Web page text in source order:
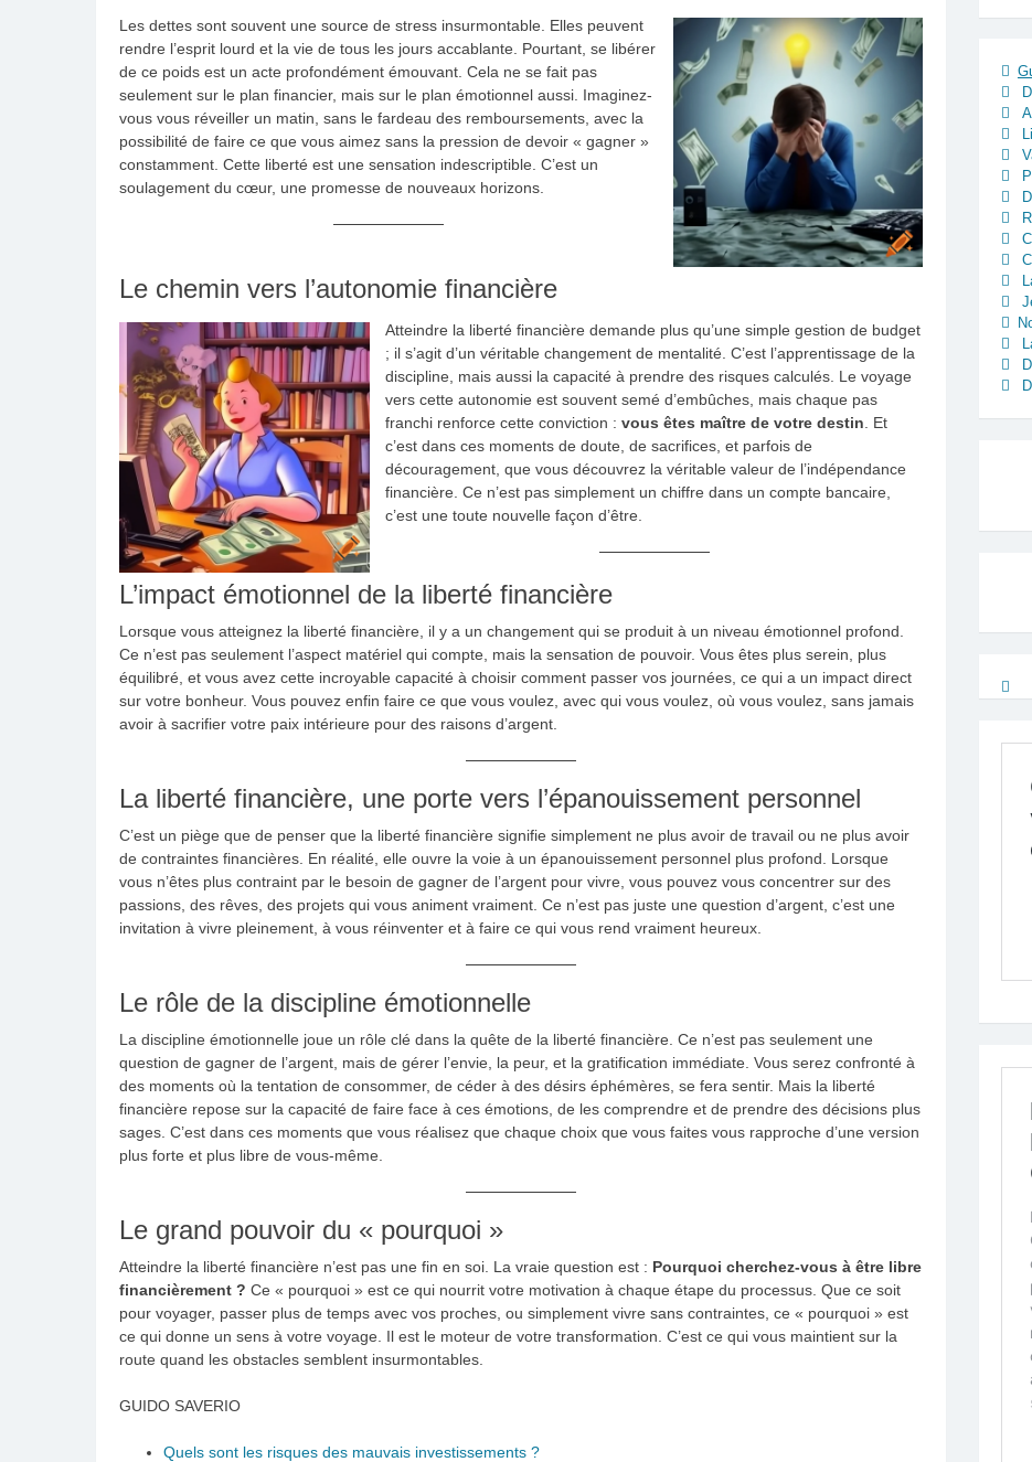
Les dettes sont souvent une source de stress insurmontable. Elles peuvent
rendre l’esprit lourd et la vie de tous les jours accablante. Pourtant, se libérer
de ce poids est un acte profondément émouvant. Cela ne se fait pas
seulement sur le plan financier, mais sur le plan émotionnel aussi. Imaginez-
vous vous réveiller un matin, sans le fardeau des remboursements, avec la
possibilité de faire ce que vous aimez sans la pression de devoir « gagner »
constamment. Cette liberté est une sensation indescriptible. C’est un
soulagement du cœur, une promesse de nouveaux horizons.
Le chemin vers l’autonomie financière
Atteindre la liberté financière demande plus qu’une simple gestion de budget
; il s’agit d’un véritable changement de mentalité. C’est l’apprentissage de la
discipline, mais aussi la capacité à prendre des risques calculés. Le voyage
vers cette autonomie est souvent semé d’embûches, mais chaque pas
franchi renforce cette conviction : vous êtes maître de votre destin . Et
c’est dans ces moments de doute, de sacrifices, et parfois de
découragement, que vous découvrez la véritable valeur de l’indépendance
financière. Ce n’est pas simplement un chiffre dans un compte bancaire,
c’est une toute nouvelle façon d’être.
L’impact émotionnel de la liberté financière
Lorsque vous atteignez la liberté financière, il y a un changement qui se produit à un niveau émotionnel profond.
Ce n’est pas seulement l’aspect matériel qui compte, mais la sensation de pouvoir. Vous êtes plus serein, plus
équilibré, et vous avez cette incroyable capacité à choisir comment passer vos journées, ce qui a un impact direct
sur votre bonheur. Vous pouvez enfin faire ce que vous voulez, avec qui vous voulez, où vous voulez, sans jamais
avoir à sacrifier votre paix intérieure pour des raisons d’argent.
La liberté financière, une porte vers l’épanouissement personnel
C’est un piège que de penser que la liberté financière signifie simplement ne plus avoir de travail ou ne plus avoir
de contraintes financières. En réalité, elle ouvre la voie à un épanouissement personnel plus profond. Lorsque
vous n’êtes plus contraint par le besoin de gagner de l’argent pour vivre, vous pouvez vous concentrer sur des
passions, des rêves, des projets qui vous animent vraiment. Ce n’est pas juste une question d’argent, c’est une
invitation à vivre pleinement, à vous réinventer et à faire ce qui vous rend vraiment heureux.
Le rôle de la discipline émotionnelle
La discipline émotionnelle joue un rôle clé dans la quête de la liberté financière. Ce n’est pas seulement une
question de gagner de l’argent, mais de gérer l’envie, la peur, et la gratification immédiate. Vous serez confronté à
des moments où la tentation de consommer, de céder à des désirs éphémères, se fera sentir. Mais la liberté
financière repose sur la capacité de faire face à ces émotions, de les comprendre et de prendre des décisions plus
sages. C’est dans ces moments que vous réalisez que chaque choix que vous faites vous rapproche d’une version
plus forte et plus libre de vous-même.
Le grand pouvoir du « pourquoi »
Atteindre la liberté financière n’est pas une fin en soi. La vraie question est : Pourquoi cherchez-vous à être libre
financièrement ? Ce « pourquoi » est ce qui nourrit votre motivation à chaque étape du processus. Que ce soit
pour voyager, passer plus de temps avec vos proches, ou simplement vivre sans contraintes, ce « pourquoi » est
ce qui donne un sens à votre voyage. Il est le moteur de votre transformation. C’est ce qui vous maintient sur la
route quand les obstacles semblent insurmontables.
GUIDO SAVERIO
Quels sont les risques des mauvais investissements ?